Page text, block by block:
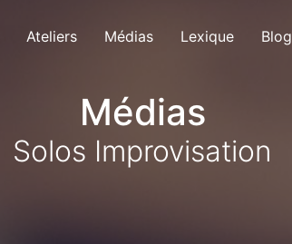
Ateliers Médias Lexique Blog
Médias
Solos Improvisation